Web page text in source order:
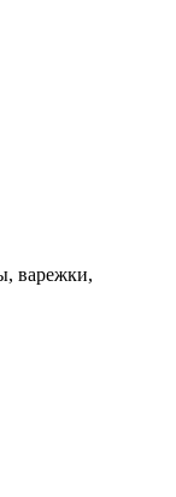
варежки,